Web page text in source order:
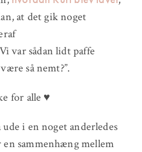
at det gik noget
var sådan lidt paffe
så nemt?”.
for alle ♥
i en noget anderledes
sammenhæng mellem